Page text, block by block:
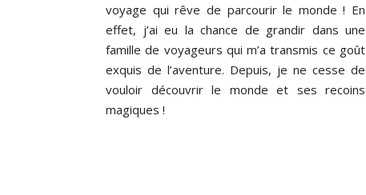
voyage qui rêve de parcourir le monde ! En
effet, j’ai eu la chance de grandir dans une
famille de voyageurs qui m’a transmis ce goût
exquis de l’aventure. Depuis, je ne cesse de
vouloir découvrir le monde et ses recoins
magiques !